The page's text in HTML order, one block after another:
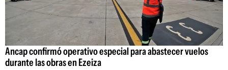
Ancap confirmó operativo especial para abastecer vuelos
durante las obras en Ezeiza